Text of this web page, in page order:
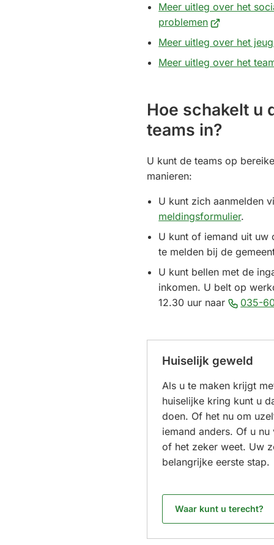
Meer uitleg over het
problemen(Verwijst
een
externe
Meer uitleg over het
Meer uitleg over het
Hoe schakelt u
teams in?
U kunt de teams op
manieren:
U kunt zich aanmelden
meldingsformulier.
U kunt of iemand uit uw
te melden bij de
U kunt bellen met de
inkomen. U belt op
12.30 uur naar
035-
Huiselijk geweld
Als u te maken krijgt
huiselijke kring kunt u
doen. Of het nu om
iemand anders. Of u
of het zeker weet. Uw
belangrijke eerste stap.
Waar kunt u terecht?